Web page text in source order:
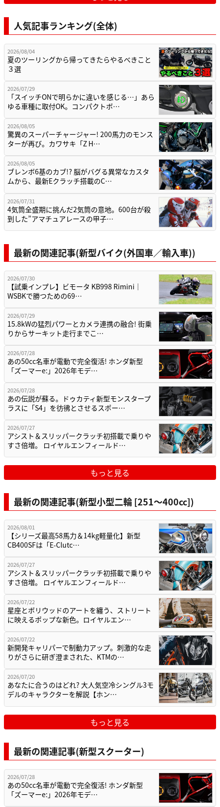
人気記事ランキング(全体)
2026/08/04
夏のツーリングから帰ってきたらやるべきこと
３選
2026/07/29
「スイッチONで明らかに違いを感じる…」あら
ゆる車種に取付OK。コンパクトボ…
2026/08/05
驚異のスーパーチャージャー! 200馬力のモンス
ターが再び。カワサキ「Z H…
2026/08/05
ブレンボ6基のカブ!? 脳がバグる異常なカスタ
ムから、最新Eクラッチ搭載のC…
2026/07/31
4気筒全盛期に挑んだ2気筒の意地。600台が殺
到した”アマチュアレースの甲子…
最新の関連記事(新型バイク(外国車／輸入車))
2026/07/30
【試乗インプレ】ビモータ KB998 Rimini｜
WSBKで勝つための69…
2026/07/29
15.8kWの猛烈パワーとカメラ連携の融合! 街乗
りからサーキット走行までこ…
2026/07/28
あの50cc名車が電動で完全復活! ホンダ新型
「ズーマーe:」2026年モデ…
2026/07/28
あの伝説が蘇る。ドゥカティ新型モンスタープ
ラスに「S4」を彷彿とさせるスポー…
2026/07/27
アシスト＆スリッパークラッチ初搭載で乗りや
すさ倍増。 ロイヤルエンフィールド…
もっと見る
最新の関連記事(新型小型二輪 [251〜400cc])
2026/08/01
【シリーズ最高58馬力＆14kg軽量化】新型
CB400SFは「E-Clutc…
2026/07/27
アシスト＆スリッパークラッチ初搭載で乗りや
すさ倍増。 ロイヤルエンフィールド…
2026/07/22
星座とボリウッドのアートを纏う、ストリート
に映えるポップな新色。ロイヤルエン…
2026/07/22
新開発キャリパーで制動力アップ。刺激的な走
りがさらに研ぎ澄まされた、KTMの…
2026/07/20
あなたに合うのはどれ? 大人気空冷シングル3モ
デルのキャラクターを解説【ホン…
もっと見る
最新の関連記事(新型スクーター)
2026/07/28
あの50cc名車が電動で完全復活! ホンダ新型
「ズーマーe:」2026年モデ…